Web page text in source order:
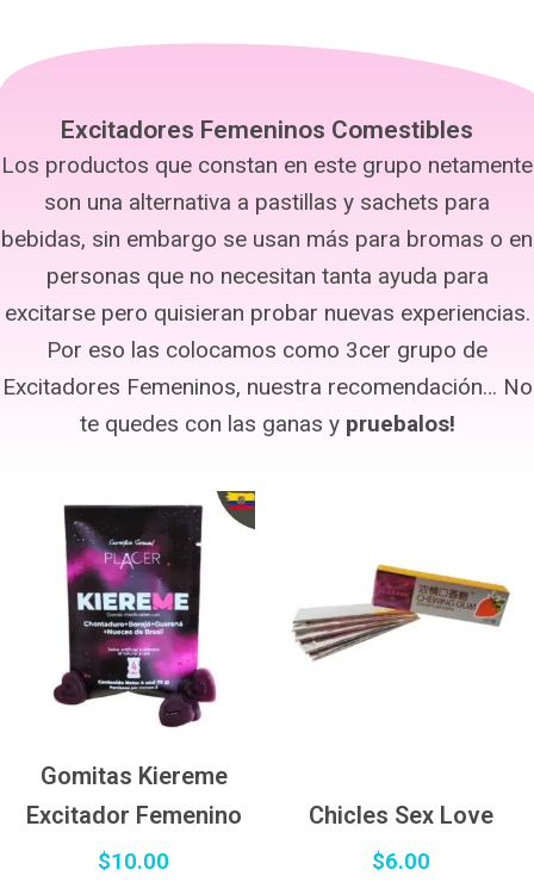
Excitadores Femeninos Comestibles
Los productos que constan en este grupo netamente
son una alternativa a pastillas y sachets para
bebidas, sin embargo se usan más para bromas o en
personas que no necesitan tanta ayuda para
excitarse pero quisieran probar nuevas experiencias.
Por eso las colocamos como 3cer grupo de
Excitadores Femeninos, nuestra recomendación… No
te quedes con las ganas y pruebalos!
Gomitas Kiereme
Excitador Femenino
$10.00
Chicles Sex Love
$6.00